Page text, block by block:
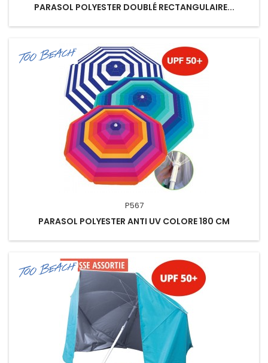
PARASOL POLYESTER DOUBLÉ RECTANGULAIRE...
P567
PARASOL POLYESTER ANTI UV COLORE 180 CM